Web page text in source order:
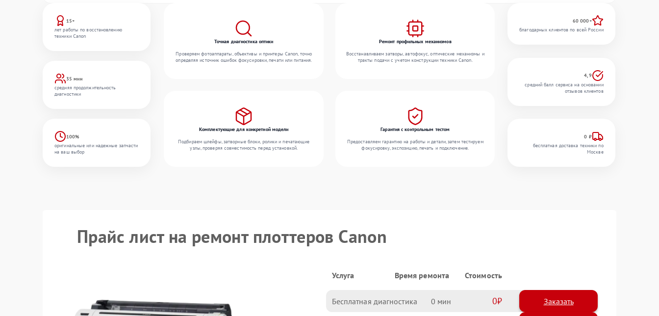
15+
лет работы по восстановлению
техники Canon
35 мин
средняя продолжительность
диагностики
100%
оригинальные или надежные запчасти
на ваш выбор
Точная диагностика оптики
Проверяем фотоаппараты, объективы и принтеры Canon, точно
определяя источник ошибок фокусировки, печати или питания.
Ремонт профильных механизмов
Восстанавливаем затворы, автофокус, оптические механизмы и
тракты подачи с учетом конструкции техники Canon.
Комплектующие для конкретной модели
Подбираем шлейфы, затворные блоки, ролики и печатающие
узлы, проверяя совместимость перед установкой.
Гарантия с контрольным тестом
Предоставляем гарантию на работы и детали, затем тестируем
фокусировку, экспозицию, печать и подключение.
60 000+
благодарных клиентов по всей России
4,9
средний балл сервиса на основании
отзывов клиентов
0 ₽
бесплатная доставка техники по
Москве
Прайс лист на ремонт плоттеров Canon
Услуга Время ремонта Стоимость
Бесплатная диагностика 0 0 Заказать